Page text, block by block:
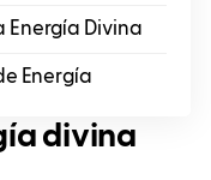
Energía Divina
Energía
divina